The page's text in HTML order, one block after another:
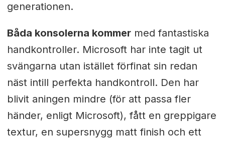
generationen.
Båda konsolerna kommermed fantastiska
handkontroller. Microsoft har inte tagit ut
svängarna utan istället förfinat sin redan
näst intill perfekta handkontroll. Den har
blivit aningen mindre (för att passa fler
händer, enligt Microsoft), fått en greppigare
textur, en supersnygg matt finish och ett